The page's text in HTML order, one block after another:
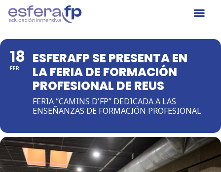
18
FEB
ESFERAFP SE PRESENTA EN
LA FERIA DE FORMACIÓN
PROFESIONAL DE REUS
FERIA “CAMINS D'FP” DEDICADA A LAS
ENSEÑANZAS DE FORMACIÓN PROFESIONAL